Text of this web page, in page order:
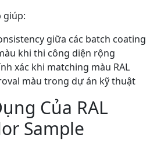
giúp:
giữa các batch coating
khi thi công diện rộng
xác khi matching màu RAL
màu trong dự án kỹ thuật
Của RAL
Sample